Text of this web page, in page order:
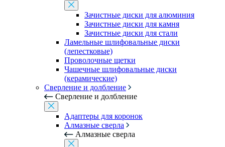
Зачистные диски для алюминия
Зачистные диски для камня
Зачистные диски для стали
Ламельные шлифовальные диски
(лепестковые)
Проволочные щетки
Чашечные шлифовальные диски
(керамические)
Сверление и долбление
Сверление и долбление
Адаптеры для коронок
Алмазные сверла
Алмазные сверла